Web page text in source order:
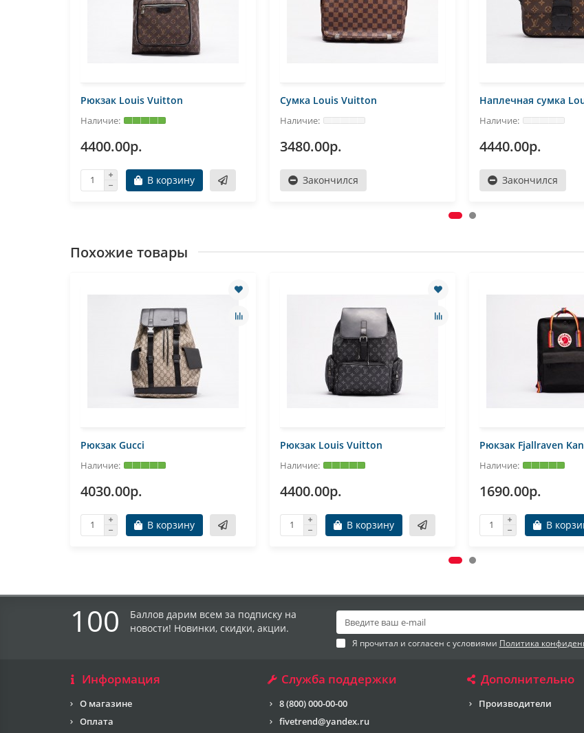
Рюкзак Louis Vuitton
4400.00р.
В корзину
Сумка Louis Vuitton
3480.00р.
Закончился
Наплечная сумка
4440.00р.
Закончился
Похожие товары
Рюкзак Gucci
4030.00р.
В корзину
Рюкзак Louis Vuitton
4400.00р.
В корзину
Рюкзак Fjallraven
1690.00р.
В
100
Баллов дарим всем за подписку на
новости! Новинки, скидки, акции.
Я прочитал и согласен с условиями Политика
Информация
О магазине
Оплата
Служба поддержки
8 (800) 000-00-00
fivetrend@yandex.ru
Дополнительно
Производители